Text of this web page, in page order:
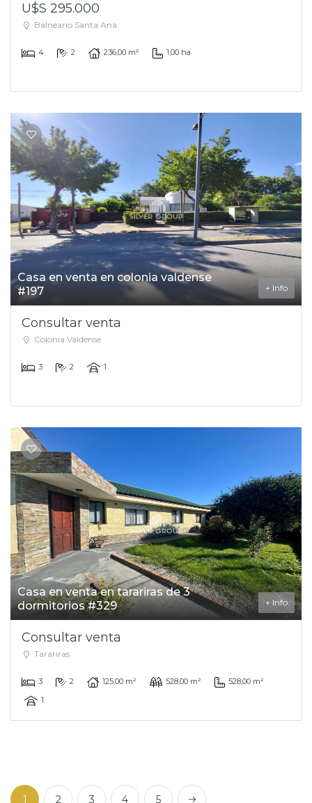
U$S 295.000
Balneario Santa Ana
4 2 236,00 m² 1,00 ha
Casa en venta en colonia valdense
#197
+ Info
Consultar venta
Colonia Valdense
3 2 1
Casa en venta en tarariras de 3
dormitorios #329
+ Info
Consultar venta
Tarariras
3 2 125,00 m² 528,00 m²
528,00 m²
1
1 2 3 4 5 Next